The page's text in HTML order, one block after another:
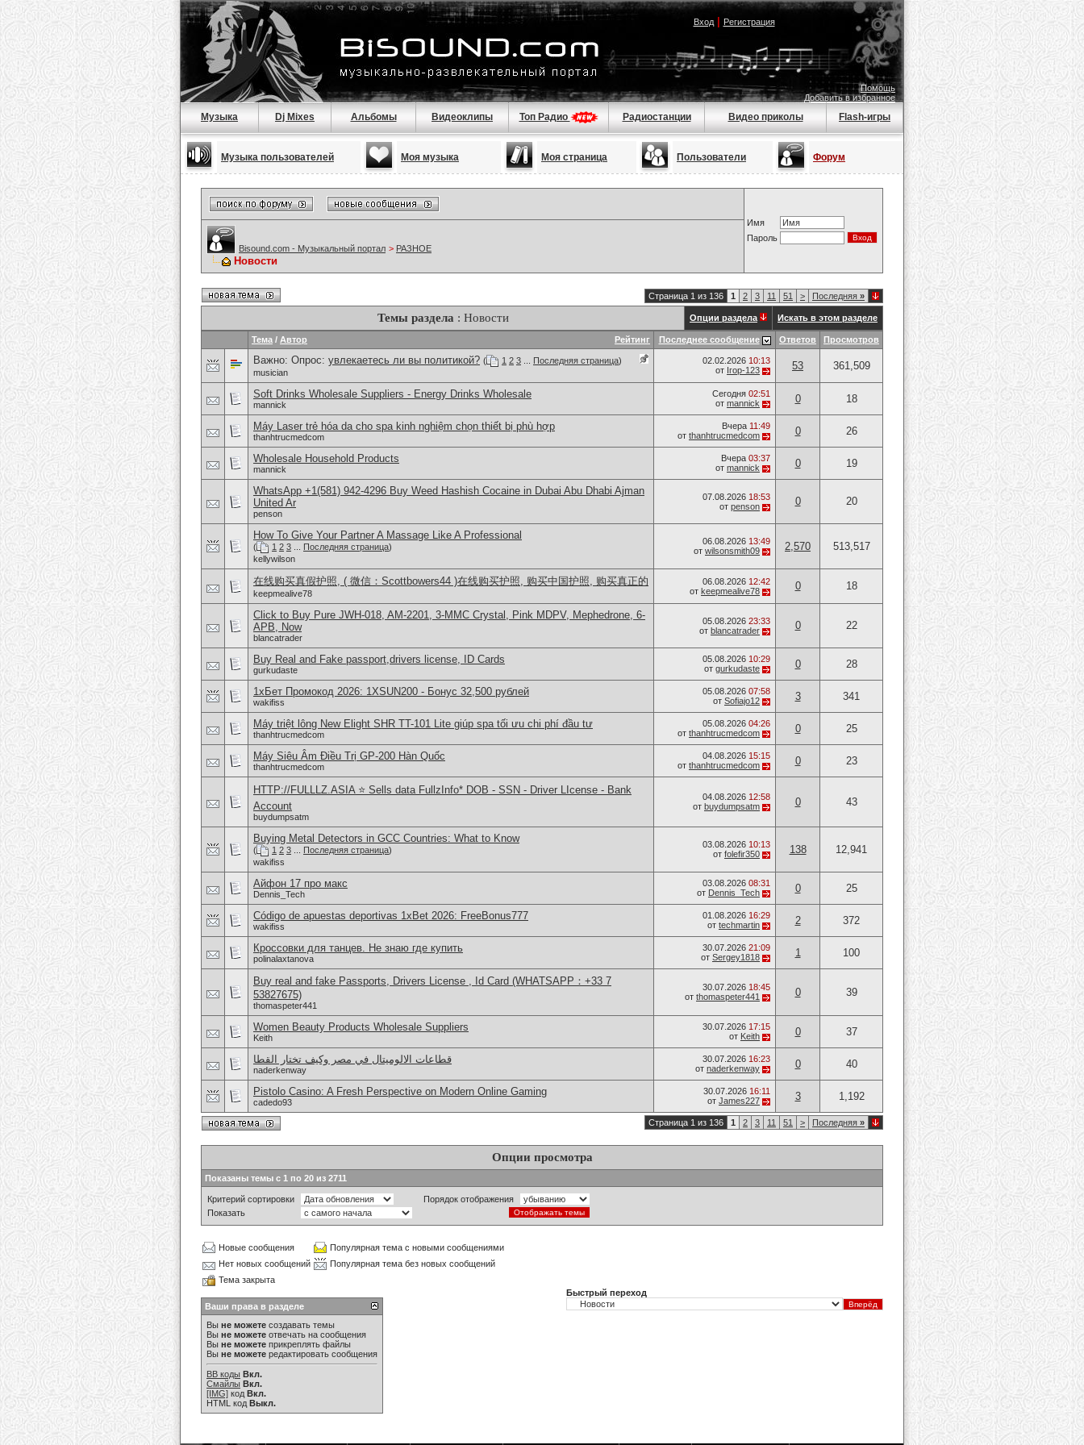
Вход| Регистрация
Помощь
Добавить в избранное
Музыка Dj Mixes Альбомы Видеоклипы Топ Радио Радиостанции Видео приколы Flash-игры
Музыка пользователей Моя музыка Моя страница Пользователи Форум
Имя
Пароль
Bisound.com - Музыкальный портал > РАЗНОЕ
Новости
Страница 1 из 136 1 2 3 11 51 > Последняя »
Темы раздела : Новости Опции раздела Искать в этом разделе
Рейтинг
Тема / Автор Последнее сообщение Ответов Просмотров
Важно: Опрос: увлекаетесь ли вы политикой? ( 1 2 3 Последняя страница)
musician
02.02.2026 10:13
от Ігор-123 53 361,509
Soft Drinks Wholesale Suppliers - Energy Drinks Wholesale
mannick
Сегодня 02:51
от mannick 0 18
Máy Laser trẻ hóa da cho spa kinh nghiệm chọn thiết bị phù hợp
thanhtrucmedcom
Вчера 11:49
от thanhtrucmedcom 0 26
Wholesale Household Products
mannick
Вчера 03:37
от mannick 0 19
WhatsApp +1(581) 942-4296 Buy Weed Hashish Cocaine in Dubai Abu Dhabi Ajman
United Ar
penson
07.08.2026 18:53
от penson 0 20
How To Give Your Partner A Massage Like A Professional
( 1 2 3 Последняя страница)
kellywilson
06.08.2026 13:49
от wilsonsmith09 2,570 513,517
在线购买真假护照, ( 微信：Scottbowers44 )在线购买护照, 购买中国护照, 购买真正的
keepmealive78
06.08.2026 12:42
от keepmealive78 0 18
Click to Buy Pure JWH-018, AM-2201, 3-MMC Crystal, Pink MDPV, Mephedrone, 6-
APB, Now
blancatrader
05.08.2026 23:33
от blancatrader 0 22
Buy Real and Fake passport,drivers license, ID Cards
gurkudaste
05.08.2026 10:29
от gurkudaste 0 28
1хБет Промокод 2026: 1XSUN200 - Бонус 32,500 рублей
wakifiss
05.08.2026 07:58
от Sofiajo12 3 341
Máy triệt lông New Elight SHR TT-101 Lite giúp spa tối ưu chi phí đầu tư
thanhtrucmedcom
05.08.2026 04:26
от thanhtrucmedcom 0 25
Máy Siêu Âm Điều Trị GP-200 Hàn Quốc
thanhtrucmedcom
04.08.2026 15:15
от thanhtrucmedcom 0 23
HTTP://FULLLZ.ASIA ⭐️ Sells data FullzInfo* DOB - SSN - Driver LIcense - Bank
Account
buydumpsatm
04.08.2026 12:58
от buydumpsatm 0 43
Buying Metal Detectors in GCC Countries: What to Know
( 1 2 3 Последняя страница)
wakifiss
03.08.2026 10:13
от folefir350 138 12,941
Айфон 17 про макс
Dennis_Tech
03.08.2026 08:31
от Dennis_Tech 0 25
Código de apuestas deportivas 1xBet 2026: FreeBonus777
wakifiss
01.08.2026 16:29
от techmartin 2 372
Кроссовки для танцев. Не знаю где купить
polinalaxtanova
30.07.2026 21:09
от Sergey1818 1 100
Buy real and fake Passports, Drivers License , Id Card (WHATSAPP：+33 7
53827675)
thomaspeter441
30.07.2026 18:45
от thomaspeter441 0 39
Women Beauty Products Wholesale Suppliers
Keith
30.07.2026 17:15
от Keith 0 37
قطاعات الالوميتال في مصر وكيف تختار القطا
naderkenway
30.07.2026 16:23
от naderkenway 0 40
Pistolo Casino: A Fresh Perspective on Modern Online Gaming
cadedo93
30.07.2026 16:11
от James227 3 1,192
Страница 1 из 136 1 2 3 11 51 > Последняя »
Опции просмотра
Показаны темы с 1 по 20 из 2711
Критерий сортировки
Порядок отображения
Показать
Новые сообщения
Популярная тема с новыми сообщениями
Нет новых сообщений
Популярная тема без новых сообщений
Тема закрыта
Ваши права в разделе
Вы не можете создавать темы
Вы не можете отвечать на сообщения
Вы не можете прикреплять файлы
Вы не можете редактировать сообщения
BB коды Вкл.
Смайлы Вкл.
[IMG] код Вкл.
HTML код Выкл.
Быстрый переход